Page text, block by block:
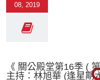
08, 2019
《 關公殿堂第16季 (
主持：林旭華 (逢星期